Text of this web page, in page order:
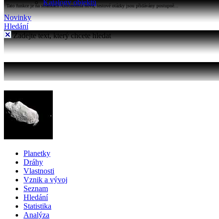
Katalogy objektů
Tato funkce je na stránkách Astronomia nová, testové otázky jsou přidávány postupně...
Novinky
Hledání
Zadejte text, který chcete hledat
Planetky
Dráhy
Vlastnosti
Vznik a vývoj
Seznam
Hledání
Statistika
Analýza